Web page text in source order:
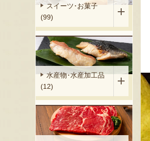
スイーツ･お菓子
(99)
水産物･水産加工品
(12)